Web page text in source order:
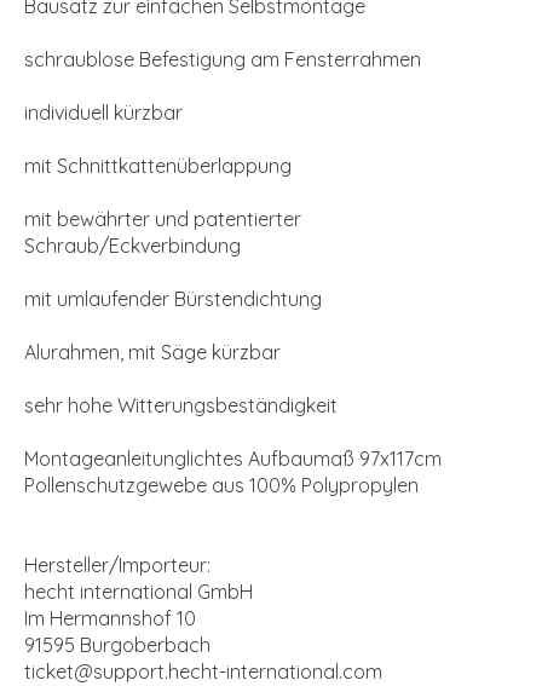
Bausatz zur einfachen Selbstmontage
schraublose Befestigung am Fensterrahmen
individuell kürzbar
mit Schnittkattenüberlappung
mit bewährter und patentierter
Schraub/Eckverbindung
mit umlaufender Bürstendichtung
Alurahmen, mit Säge kürzbar
sehr hohe Witterungsbeständigkeit
Montageanleitunglichtes Aufbaumaß 97x117cm
Pollenschutzgewebe aus 100% Polypropylen
Hersteller/Importeur:
hecht international GmbH
Im Hermannshof 10
91595 Burgoberbach
ticket@support.hecht-international.com